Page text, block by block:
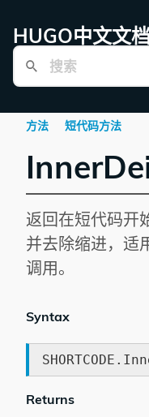
HUGO中文文
方法 短代码方法
返回在短代码开
并去除缩进，适
调用。
Syntax
Returns